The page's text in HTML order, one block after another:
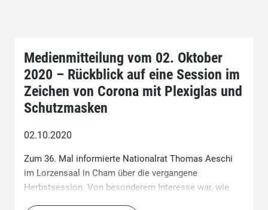
Medienmitteilung vom 02. Oktober
2020 – Rückblick auf eine Session im
Zeichen von Corona mit Plexiglas und
Schutzmasken
02.10.2020
Zum 36. Mal informierte Nationalrat Thomas Aeschi
im Lorzensaal in Cham über die vergangene
Herbstsession. Von besonderem Interesse war, wie